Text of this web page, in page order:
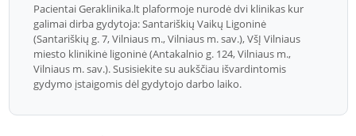
Pacientai Geraklinika.lt plaformoje nurodė dvi klinikas kur
galimai dirba gydytoja: Santariškių Vaikų Ligoninė
(Santariškių g. 7, Vilniaus m., Vilniaus m. sav.), VšĮ Vilniaus
miesto klinikinė ligoninė (Antakalnio g. 124, Vilniaus m.,
Vilniaus m. sav.). Susisiekite su aukščiau išvardintomis
gydymo įstaigomis dėl gydytojo darbo laiko.